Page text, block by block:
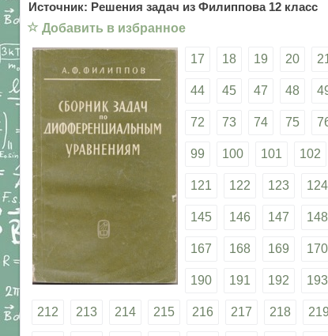
Источник: Решения задач из Филиппова 12 класс
☆ Добавить в избранное
17 18 19 20
44 45 47 48
72 73 74 75
99 100 101 102
121 122 123 124
145 146 147 148
167 168 169 170
190 191 192 193
212 213 214 215 216 217 218 219